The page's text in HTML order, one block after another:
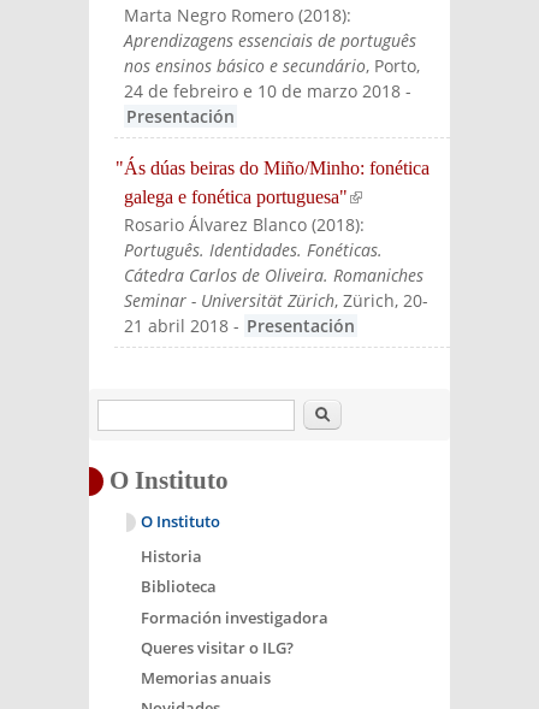
Marta Negro Romero(2018):
Aprendizagens essenciais de português
nos ensinos básico e secundário, Porto,
24 de febreiro e 10 de marzo 2018-
Presentación
"Ás dúas beiras do Miño/Minho: fonética
galega e fonética portuguesa"(link is
external)
Rosario Álvarez Blanco (2018):
Português. Identidades. Fonéticas.
Cátedra Carlos de Oliveira. Romaniches
Seminar - Universität Zürich, Zürich, 20-
21 abril 2018 - Presentación
Buscar
O Instituto
O Instituto
Historia
Biblioteca
Formación investigadora
Queres visitar o ILG?
Memorias anuais